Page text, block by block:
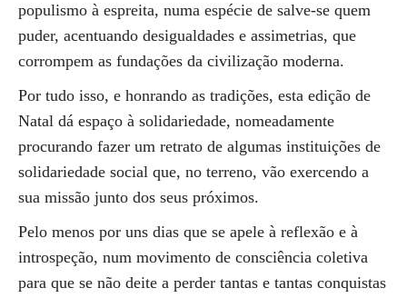
populismo à espreita, numa espécie de salve-se quem
puder, acentuando desigualdades e assimetrias, que
corrompem as fundações da civilização moderna.
Por tudo isso, e honrando as tradições, esta edição de
Natal dá espaço à solidariedade, nomeadamente
procurando fazer um retrato de algumas instituições de
solidariedade social que, no terreno, vão exercendo a
sua missão junto dos seus próximos.
Pelo menos por uns dias que se apele à reflexão e à
introspeção, num movimento de consciência coletiva
para que se não deite a perder tantas e tantas conquistas